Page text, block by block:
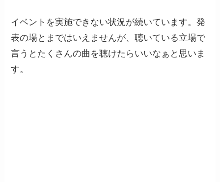
イベントを実施できない状況が続いています。発
表の場とまではいえませんが、聴いている立場で
言うとたくさんの曲を聴けたらいいなぁと思いま
す。